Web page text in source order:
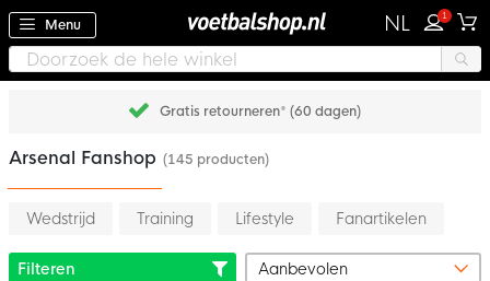
Menu NL 1
Gratis retourneren* (60 dagen)
Arsenal Fanshop (145 producten)
Wedstrijd Training Lifestyle Fanartikelen
Filteren